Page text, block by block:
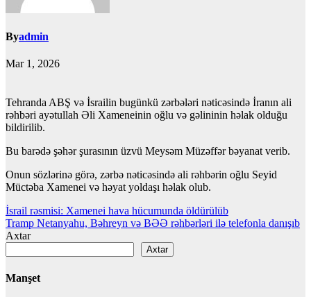
Byadmin
Mar 1, 2026
Tehranda ABŞ və İsrailin bugünkü zərbələri nəticəsində İranın ali
rəhbəri ayətullah Əli Xameneinin oğlu və gəlininin həlak olduğu
bildirilib.
Bu barədə şəhər şurasının üzvü Meysəm Müzəffər bəyanat verib.
Onun sözlərinə görə, zərbə nəticəsində ali rəhbərin oğlu Seyid
Müctəba Xamenei və həyat yoldaşı həlak olub.
Yazı
naviqasiyası
İsrail rəsmisi: Xamenei hava hücumunda öldürülüb
Tramp Netanyahu, Bəhreyn və BƏƏ rəhbərləri ilə telefonla danışıb
Axtar
Axtar
Manşet